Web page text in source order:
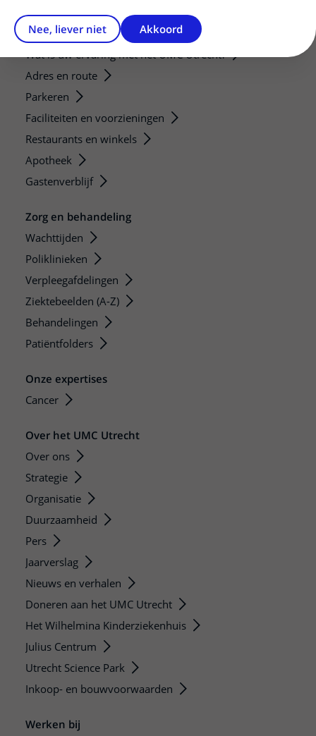
Service, contact en faciliteiten
Contact
Wat is uw ervaring met het UMC Utrecht?
Adres en route
Parkeren
Faciliteiten en voorzieningen
Restaurants en winkels
Apotheek
Gastenverblijf
Zorg en behandeling
Wachttijden
Poliklinieken
Verpleegafdelingen
Ziektebeelden (A-Z)
Behandelingen
Patiëntfolders
Onze expertises
Cancer
Over het UMC Utrecht
Over ons
Strategie
Organisatie
Duurzaamheid
Pers
Jaarverslag
Nieuws en verhalen
Doneren aan het UMC Utrecht
Het Wilhelmina Kinderziekenhuis
Julius Centrum
Utrecht Science Park
Inkoop- en bouwvoorwaarden
Werken bij
Nee, liever niet Akkoord